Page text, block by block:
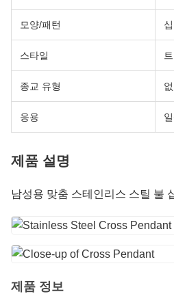
모양/패턴
스타일
종교 유형
응용
제품 설명
남성용 맞춤 스테인리스 스틸 불
제품 정보